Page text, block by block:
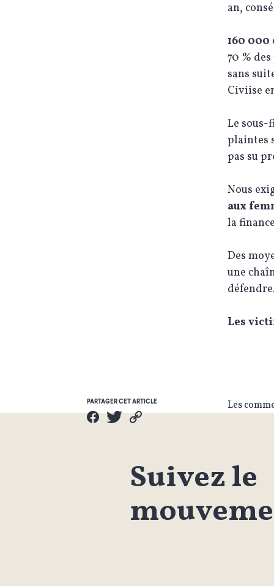
an,
160
70 %
sans
Civiise
Le sous-
plaintes
pas su
Nous
aux
la
Des
une
Les
PARTAGER CET ARTICLE Les
Suivez le